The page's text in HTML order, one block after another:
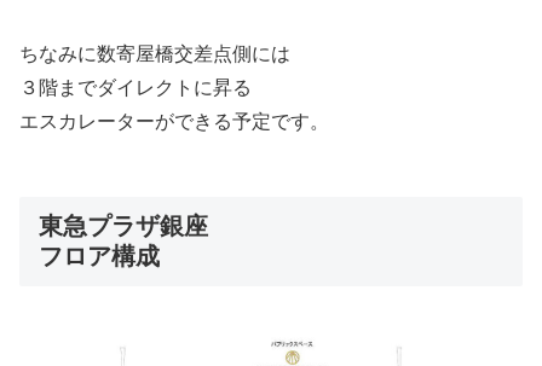
ちなみに数寄屋橋交差点側には
３階までダイレクトに昇る
エスカレーターができる予定です。
東急プラザ銀座
フロア構成